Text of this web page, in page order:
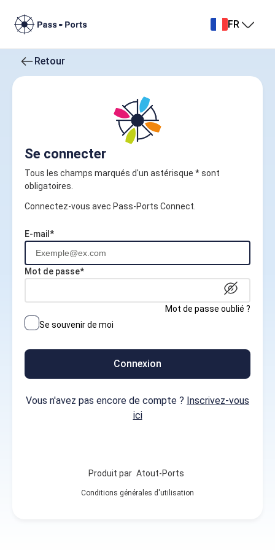
FR
Retour
Se connecter
Tous les champs marqués d'un astérisque * sont
obligatoires.
Connectez-vous avec Pass-Ports Connect.
E-mail*
Mot de passe*
Mot de passe oublié ?
Se souvenir de moi
Connexion
Vous n'avez pas encore de compte ? Inscrivez-vous
ici
Produit par Atout-Ports
Conditions générales d'utilisation